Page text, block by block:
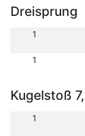
Dreisprung
1
1
Kugelstoß
1